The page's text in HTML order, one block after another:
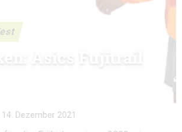
Asics Fujitrail
14. Dezember 2021